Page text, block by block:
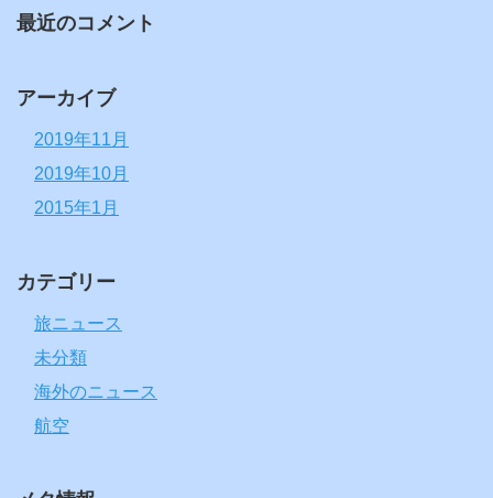
最近のコメント
アーカイブ
2019年11月
2019年10月
2015年1月
カテゴリー
旅ニュース
未分類
海外のニュース
航空